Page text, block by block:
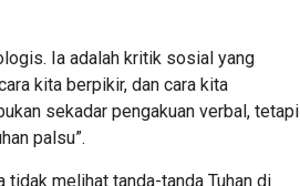
Ia adalah kritik sosial yang
kita berpikir, dan cara kita
sekadar pengakuan verbal, tetapi
palsu”.
tidak melihat tanda-tanda Tuhan di